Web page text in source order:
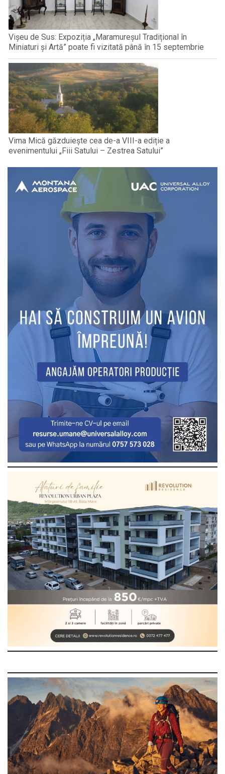
Vișeu de Sus: Expoziția „Maramureșul Tradițional în
Miniaturi și Artă” poate fi vizitată până în 15 septembrie
Vima Mică găzduiește cea de-a VIII-a ediție a
evenimentului „Fiii Satului – Zestrea Satului”